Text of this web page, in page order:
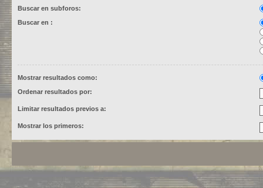
Buscar en subforos:
Buscar en :
Mostrar resultados como:
Ordenar resultados por:
Limitar resultados previos a:
Mostrar los primeros: